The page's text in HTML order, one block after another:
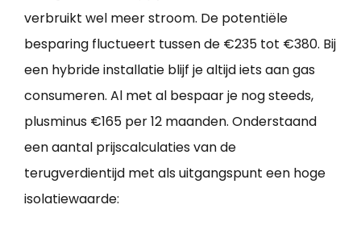
verbruikt wel meer stroom. De potentiële
besparing fluctueert tussen de €235 tot €380. Bij
een hybride installatie blijf je altijd iets aan gas
consumeren. Al met al bespaar je nog steeds,
plusminus €165 per 12 maanden. Onderstaand
een aantal prijscalculaties van de
terugverdientijd met als uitgangspunt een hoge
isolatiewaarde: